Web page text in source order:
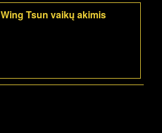
Wing Tsun vaikų akimis